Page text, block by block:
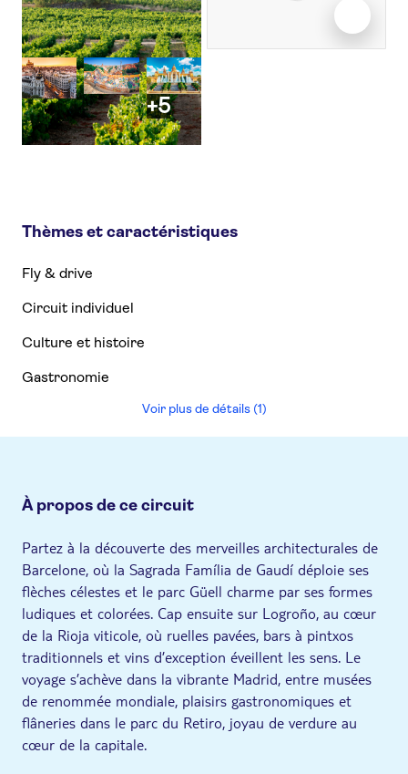
+5
Thèmes et caractéristiques
Fly & drive
Circuit individuel
Culture et histoire
Gastronomie
Voir plus de détails (1)
À propos de ce circuit
Partez à la découverte des merveilles architecturales de
Barcelone, où la Sagrada Família de Gaudí déploie ses
flèches célestes et le parc Güell charme par ses formes
ludiques et colorées. Cap ensuite sur Logroño, au cœur
de la Rioja viticole, où ruelles pavées, bars à pintxos
traditionnels et vins d’exception éveillent les sens. Le
voyage s’achève dans la vibrante Madrid, entre musées
de renommée mondiale, plaisirs gastronomiques et
flâneries dans le parc du Retiro, joyau de verdure au
cœur de la capitale.